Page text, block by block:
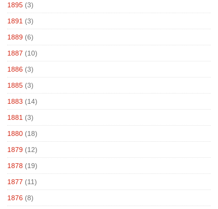
1895 (3)
1891 (3)
1889 (6)
1887 (10)
1886 (3)
1885 (3)
1883 (14)
1881 (3)
1880 (18)
1879 (12)
1878 (19)
1877 (11)
1876 (8)